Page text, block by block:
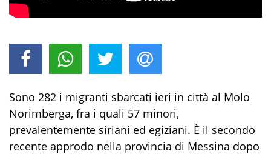
Sono 282 i migranti sbarcati ieri in città al Molo
Norimberga, fra i quali 57 minori,
prevalentemente siriani ed egiziani. È il secondo
recente approdo nella provincia di Messina dopo